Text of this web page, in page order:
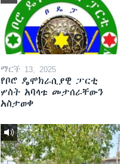
ማርች 13, 2025
የቦሮ ዴሞክራሲያዊ ፓርቲ
ሦስት አባላቱ መታሰራቸውን
አስታወቀ